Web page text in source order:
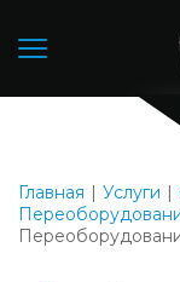
Главная Услуги